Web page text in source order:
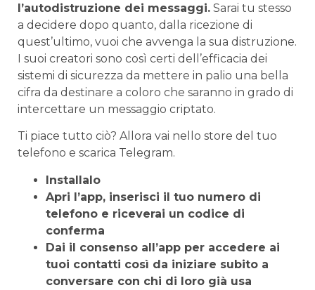
l’autodistruzione dei messaggi. Sarai tu stesso
a decidere dopo quanto, dalla ricezione di
quest’ultimo, vuoi che avvenga la sua distruzione.
I suoi creatori sono così certi dell’efficacia dei
sistemi di sicurezza da mettere in palio una bella
cifra da destinare a coloro che saranno in grado di
intercettare un messaggio criptato.
Ti piace tutto ciò? Allora vai nello store del tuo
telefono e scarica Telegram.
Installalo
Apri l’app, inserisci il tuo numero di
telefono e riceverai un codice di
conferma
Dai il consenso all’app per accedere ai
tuoi contatti così da iniziare subito a
conversare con chi di loro già usa